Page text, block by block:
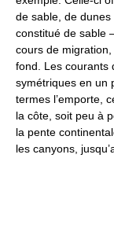
de sable, de
constitué de sable
cours de
fond. Les courants
symétriques en un
termes l’emporte,
la côte, soit peu à
la pente
les canyons,